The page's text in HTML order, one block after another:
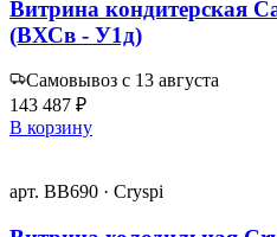
Витрина кондитерская
(ВХСв - У1д)
Самовывоз с 13 августа
143 487 ₽
В корзину
арт. ВВ690 · Cryspi